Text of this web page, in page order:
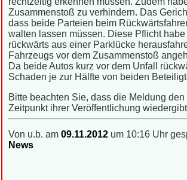
Zusammenstoß zu verhindern. Das
dass beide Parteien beim
walten lassen müssen. Diese Pflicht
rückwärts aus einer Parklücke
Fahrzeugs vor dem Zusammenstoß
Da beide Autos kurz vor dem Unfall
Schaden je zur Hälfte von beiden
Bitte beachten Sie, dass die Meldung
Zeitpunkt ihrer Veröffentlichung
Von u.b. am 09.11.2012 um 10:16 Uhr
News